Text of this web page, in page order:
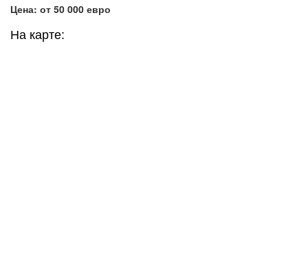
Цена: от 50 000 евро
На карте: